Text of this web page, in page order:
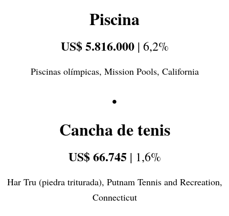
Piscina
US$ 5.816.000| 6,2%
Piscinas olímpicas, Mission Pools, California
•
Cancha de tenis
US$ 66.745| 1,6%
Har Tru (piedra triturada), Putnam Tennis and Recreation,
Connecticut